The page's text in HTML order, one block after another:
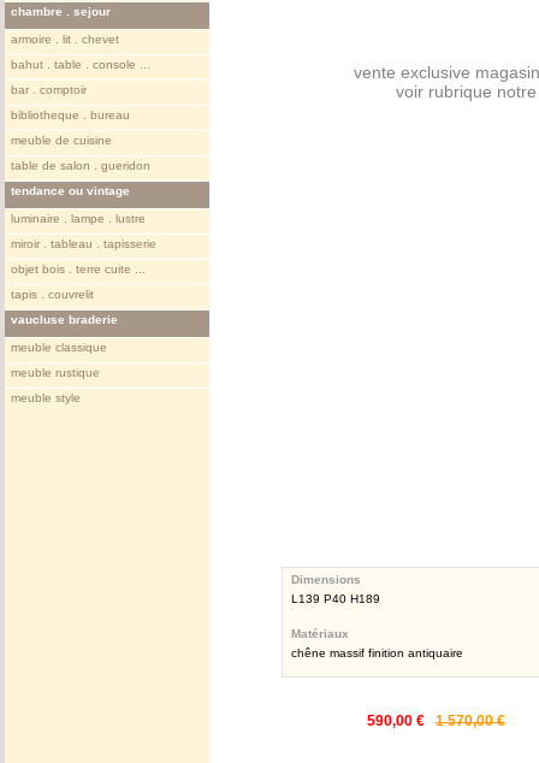
chambre . sejour
armoire . lit . chevet
bahut . table . console ...
bar . comptoir
bibliotheque . bureau
meuble de cuisine
table de salon . gueridon
tendance ou vintage
luminaire . lampe . lustre
miroir . tableau . tapisserie
objet bois . terre cuite ...
tapis . couvrelit
vaucluse braderie
meuble classique
meuble rustique
meuble style
vente exclusive
voir rubrique
Dimensions
L139 P40 H189
Matériaux
chêne massif finition antiquaire
590,00 € 1 570,00 €